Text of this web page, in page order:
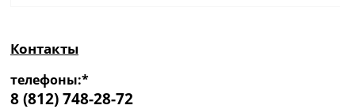
Контакты
телефоны:*
8 (812) 748-28-72